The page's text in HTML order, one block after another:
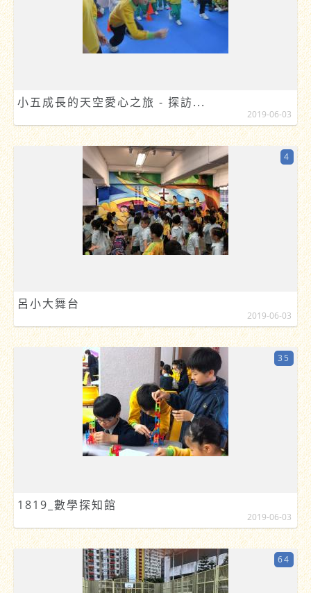
小五成長的天空愛心之旅 - 探訪...
2019-06-03
呂小大舞台
4
2019-06-03
1819_數學探知館
35
2019-06-03
64